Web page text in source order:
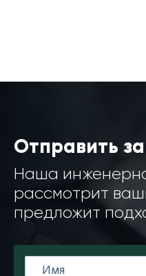
Отправить
Наша
рассмотрит
предложит